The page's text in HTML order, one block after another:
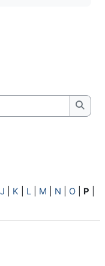
J K L M N O P